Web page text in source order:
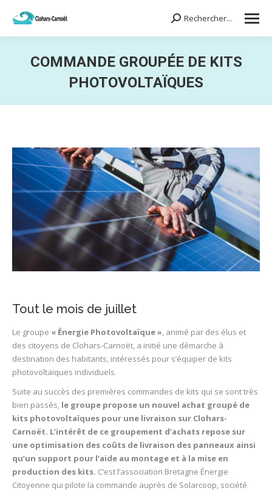
Search:Rechercher...
COMMANDE GROUPÉE DE KITS
PHOTOVOLTAÏQUES
Tout le mois de juillet
Le groupe « Énergie Photovoltaïque », animé par des élus et
des citoyens de Clohars-Carnoët, a initié une démarche à
destination des habitants, intéressés pour s’équiper de kits
photovoltaïques individuels.
Suite au succès des premières commandes de kits qui se sont très
bien passés, le groupe propose un nouvel achat groupé de
kits photovoltaïques pour une livraison sur Clohars-
Carnoët. L’intérêt de ce groupement d’achats repose sur
une optimisation des coûts de livraison des panneaux ainsi
qu’un support pour l’aide au montage et à la mise en
production des kits. C’est l’association Bretagne Énergie
Citoyenne qui pilote la commande auprès de Solarcoop, société